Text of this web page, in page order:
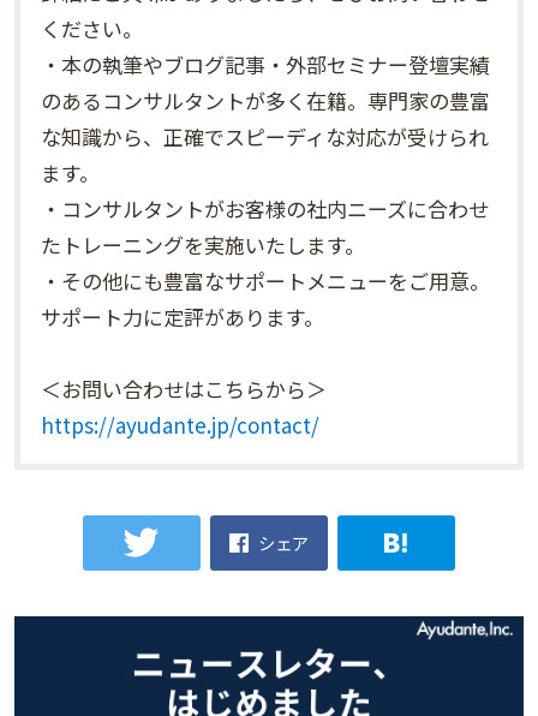
ください。
・本の執筆やブログ記事・外部セミナー登壇実績
のあるコンサルタントが多く在籍。専門家の豊富
な知識から、正確でスピーディな対応が受けられ
ます。
・コンサルタントがお客様の社内ニーズに合わせ
たトレーニングを実施いたします。
・その他にも豊富なサポートメニューをご用意。
サポート力に定評があります。
＜お問い合わせはこちらから＞
https://ayudante.jp/contact/
シェア